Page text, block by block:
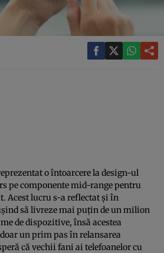
o întoarcere la design-ul
pe componente mid-range pentru
Acest lucru s-a reflectat şi în
să livreze mai puţin de un milion
de dispozitive, însă acestea
un prim pas în relansarea
că vechii fani ai telefoanelor cu